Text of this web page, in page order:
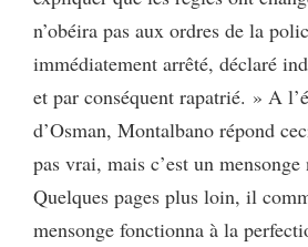
n’obéira pas aux ordres de la
immédiatement arrêté, déclaré
et par conséquent rapatrié. » A
d’Osman, Montalbano répond
pas vrai, mais c’est un mensonge
Quelques pages plus loin, il
mensonge fonctionna à la